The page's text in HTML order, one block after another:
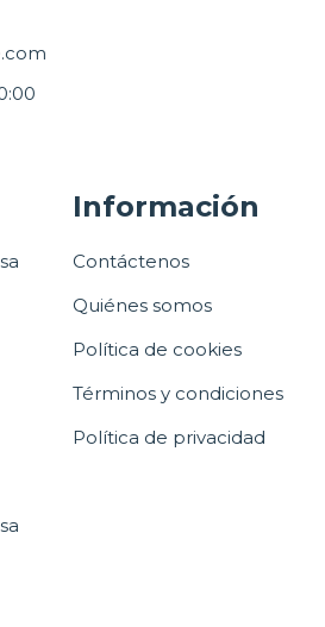
Información
Contáctenos
Quiénes somos
Política de cookies
Términos y condiciones
Política de privacidad